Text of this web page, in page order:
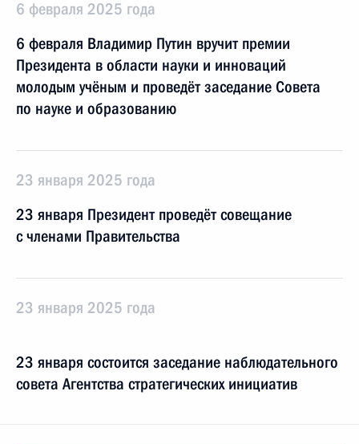
6 февраля 2025 года
6 февраля Владимир Путин вручит премии
Президента в области науки и инноваций
молодым учёным и проведёт заседание Совета
по науке и образованию
23 января 2025 года
23 января Президент проведёт совещание
с членами Правительства
23 января 2025 года
23 января состоится заседание наблюдательного
совета Агентства стратегических инициатив